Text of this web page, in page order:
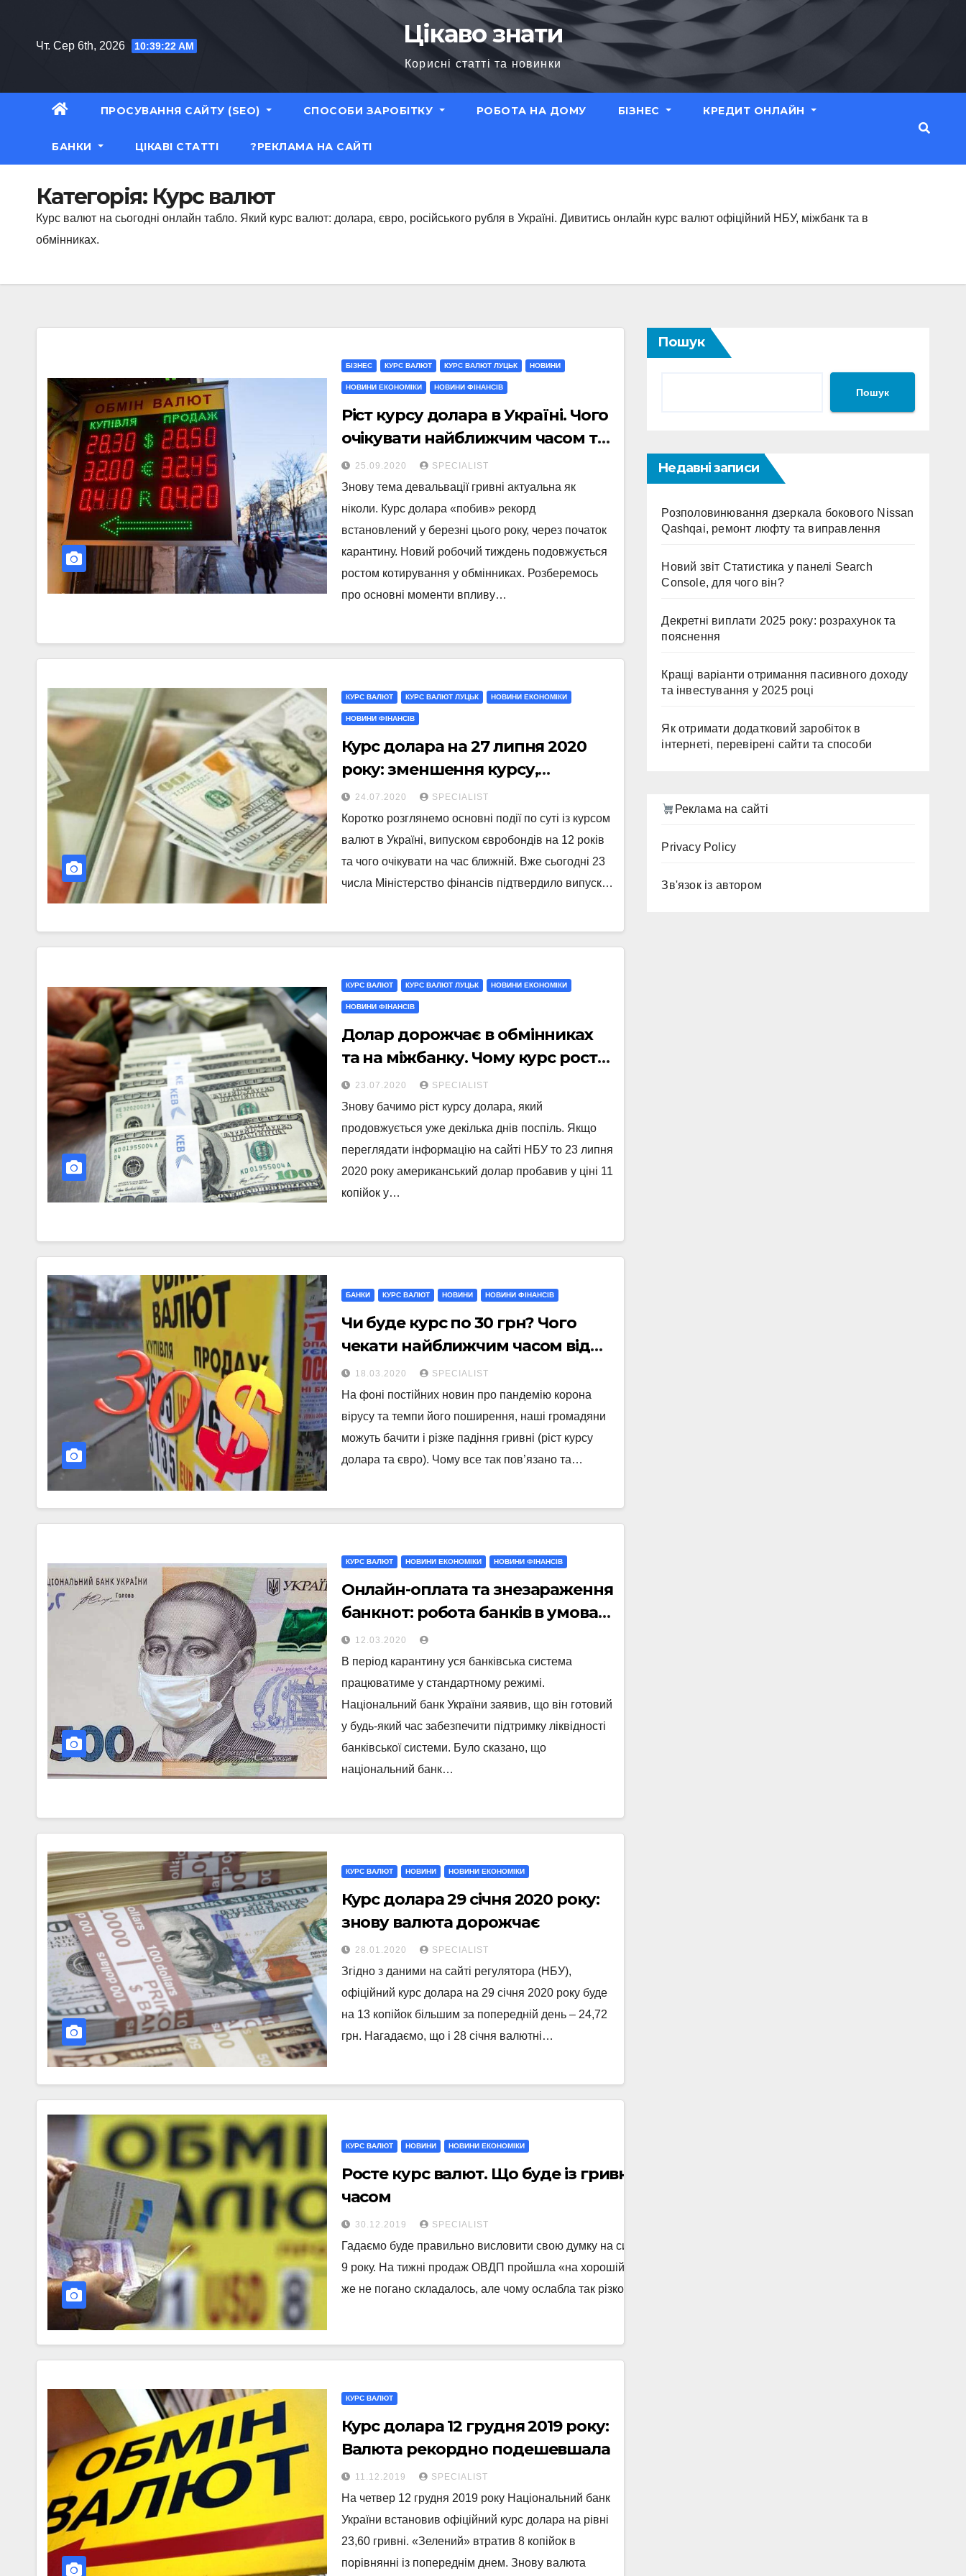
Чт. Сер 6th, 2026 10:39:24 AM Цікаво знати
Корисні статті та новинки
ПРОСУВАННЯ САЙТУ (SEO) СПОСОБИ ЗАРОБІТКУ РОБОТА НА ДОМУ БІЗНЕС КРЕДИТ ОНЛАЙН
БАНКИ ЦІКАВІ СТАТТІ ?РЕКЛАМА НА САЙТІ
Категорія: Курс валют
Курс валют на сьогодні онлайн табло. Який курс валют: долара, євро, російського рубля в Україні. Дивитись онлайн курс валют офіційний НБУ, міжбанк та в
обмінниках.
БІЗНЕС КУРС ВАЛЮТ КУРС ВАЛЮТ ЛУЦЬК НОВИНИ
НОВИНИ ЕКОНОМІКИ НОВИНИ ФІНАНСІВ
Ріст курсу долара в Україні. Чого
очікувати найближчим часом та
прогнози
25.09.2020 SPECIALIST
Знову тема девальвації гривні актуальна як
ніколи. Курс долара «побив» рекорд
встановлений у березні цього року, через початок
карантину. Новий робочий тиждень подовжується
ростом котирування у обмінниках. Розберемось
про основні моменти впливу…
КУРС ВАЛЮТ КУРС ВАЛЮТ ЛУЦЬК НОВИНИ ЕКОНОМІКИ
НОВИНИ ФІНАНСІВ
Курс долара на 27 липня 2020
року: зменшення курсу,
євробонди та інтервенція НБУ
24.07.2020 SPECIALIST
Коротко розглянемо основні події по суті із курсом
валют в Україні, випуском євробондів на 12 років
та чого очікувати на час ближній. Вже сьогодні 23
числа Міністерство фінансів підтвердило випуск…
КУРС ВАЛЮТ КУРС ВАЛЮТ ЛУЦЬК НОВИНИ ЕКОНОМІКИ
НОВИНИ ФІНАНСІВ
Долар дорожчає в обмінниках
та на міжбанку. Чому курс росте
та причини
23.07.2020 SPECIALIST
Знову бачимо ріст курсу долара, який
продовжується уже декілька днів поспіль. Якщо
переглядати інформацію на сайті НБУ то 23 липня
2020 року американський долар пробавив у ціні 11
копійок у…
БАНКИ КУРС ВАЛЮТ НОВИНИ НОВИНИ ФІНАНСІВ
Чи буде курс по 30 грн? Чого
чекати найближчим часом від
валюти
18.03.2020 SPECIALIST
На фоні постійних новин про пандемію корона
вірусу та темпи його поширення, наші громадяни
можуть бачити і різке падіння гривні (ріст курсу
долара та євро). Чому все так пов’язано та…
КУРС ВАЛЮТ НОВИНИ ЕКОНОМІКИ НОВИНИ ФІНАНСІВ
Онлайн-оплата та знезараження
банкнот: робота банків в умовах
карантину
12.03.2020
В період карантину уся банківська система
працюватиме у стандартному режимі.
Національний банк України заявив, що він готовий
у будь-який час забезпечити підтримку ліквідності
банківської системи. Було сказано, що
національний банк…
КУРС ВАЛЮТ НОВИНИ НОВИНИ ЕКОНОМІКИ
Курс долара 29 січня 2020 року:
знову валюта дорожчає
28.01.2020 SPECIALIST
Згідно з даними на сайті регулятора (НБУ),
офіційний курс долара на 29 січня 2020 року буде
на 13 копійок більшим за попередній день – 24,72
грн. Нагадаємо, що і 28 січня валютні…
КУРС ВАЛЮТ НОВИНИ НОВИНИ ЕКОНОМІКИ
Росте курс валют. Що буде із гривнею та чого чекати найближчим
часом
30.12.2019 SPECIALIST
Гадаємо буде правильно висловити свою думку на ситуацію із різким знеціненням гривні із 27 грудня 201
9 року. На тижні продаж ОВДП пройшла «на хорошій ноті», ми знову отримали приріст інвестицій. Все ду
же не погано складалось, але чому ослабла так різко гривня?
КУРС ВАЛЮТ
Курс долара 12 грудня 2019 року:
Валюта рекордно подешевшала
11.12.2019 SPECIALIST
На четвер 12 грудня 2019 року Національний банк
України встановив офіційний курс долара на рівні
23,60 гривні. «Зелений» втратив 8 копійок в
порівнянні із попереднім днем. Знову валюта
Пошук
Пошук
Недавні записи
Розполовинювання дзеркала бокового Nissan
Qashqai, ремонт люфту та виправлення
Новий звіт Статистика у панелі Search
Console, для чого він?
Декретні виплати 2025 року: розрахунок та
пояснення
Кращі варіанти отримання пасивного доходу
та інвестування у 2025 році
Як отримати додатковий заробіток в
інтернеті, перевірені сайти та способи
Реклама на сайті
Privacy Policy
Зв'язок із автором